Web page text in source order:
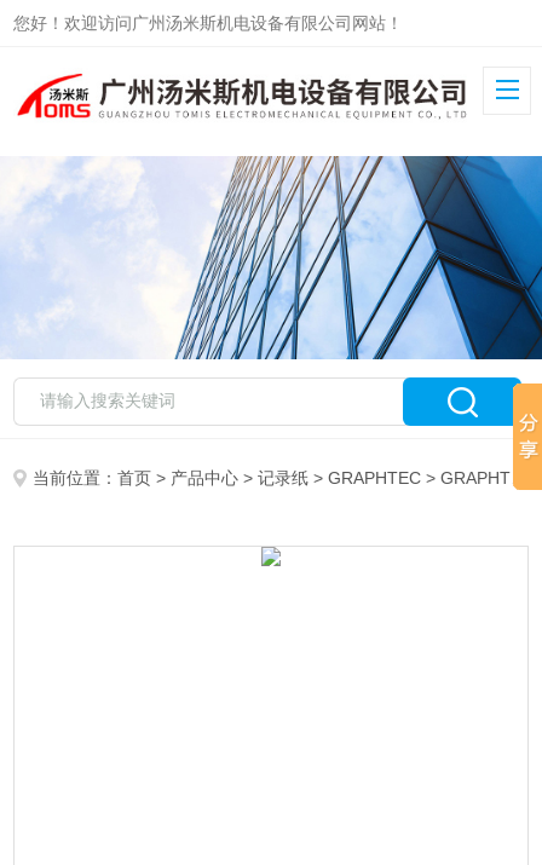
您好！欢迎访问广州汤米斯机电设备有限公司网站！
当前位置：首页 > 产品中心 >记录纸 >GRAPHTEC > GRAPHTEC记录纸PZ111-3B